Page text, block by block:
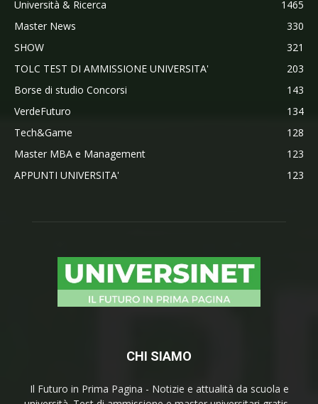
Università & Ricerca
1465
Master News
330
SHOW
321
TOLC TEST DI AMMISSIONE UNIVERSITA'
203
Borse di studio Concorsi
143
VerdeFuturo
134
Tech&Game
128
Master MBA e Management
123
APPUNTI UNIVERSITA'
123
CHI SIAMO
Il Futuro in Prima Pagina - Notizie e attualità da scuola e